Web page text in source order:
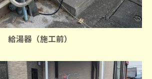
給湯器（施工前）